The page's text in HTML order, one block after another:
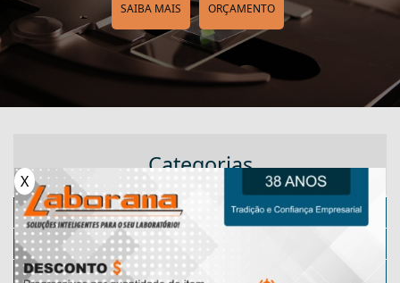
SAIBA MAIS ORÇAMENTO
Categorias
Microscópio
Micrótomos
Karl Fischer
X